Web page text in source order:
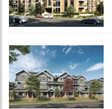
Choose view
Satellite
Traffic conditions
Show traffic incidents